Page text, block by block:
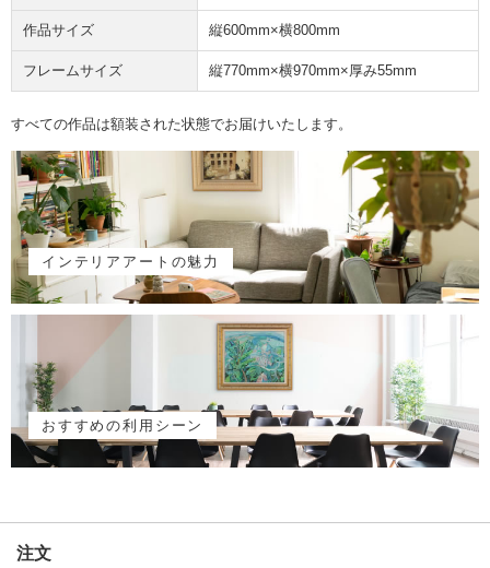
作品サイズ 縦600mm×横800mm
フレームサイズ 縦770mm×横970mm×厚み55mm
すべての作品は額装された状態でお届けいたします。
インテリアアートの魅力
おすすめの利用シーン
注文